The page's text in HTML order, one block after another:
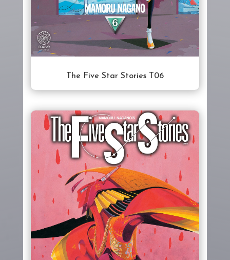
The Five Star Stories T06